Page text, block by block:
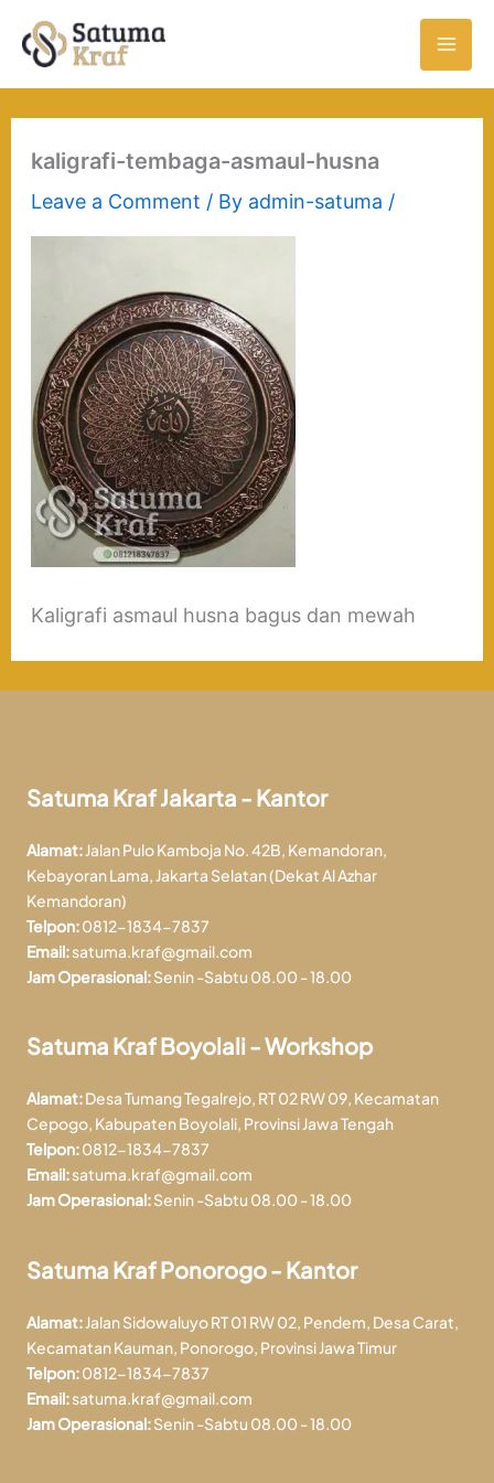
kaligrafi-tembaga-asmaul-husna
Leave a Comment / By admin-satuma /
Kaligrafi asmaul husna bagus dan mewah
Satuma Kraf Jakarta - Kantor
Alamat:Jalan Pulo Kamboja No. 42B, Kemandoran,
Kebayoran Lama, Jakarta Selatan (Dekat Al Azhar
Kemandoran)
Telpon:0812-1834-7837
Email:satuma.kraf@gmail.com
Jam Operasional:Senin -Sabtu 08.00 - 18.00
Satuma Kraf Boyolali - Workshop
Alamat:Desa Tumang Tegalrejo, RT 02 RW 09, Kecamatan
Cepogo, Kabupaten Boyolali, Provinsi Jawa Tengah
Telpon:0812-1834-7837
Email:satuma.kraf@gmail.com
Jam Operasional:Senin -Sabtu 08.00 - 18.00
Satuma Kraf Ponorogo - Kantor
Alamat:Jalan Sidowaluyo RT 01 RW 02, Pendem, Desa Carat,
Kecamatan Kauman, Ponorogo, Provinsi Jawa Timur
Telpon:0812-1834-7837
Email:satuma.kraf@gmail.com
Jam Operasional:Senin -Sabtu 08.00 - 18.00